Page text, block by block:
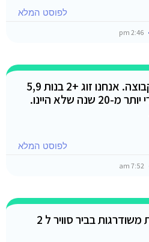
לפוסט המלא
הי חברים, חדשה כאן בקבוצה. אנחנו זוג +2 בנות 5,9
יורדים לסיני בפורים אחרי יותר מ-20 שנה שלא היינו.
לפוסט המלא
המלצה לקמפ עם חושות משודרגות בביר סוויר ל 2